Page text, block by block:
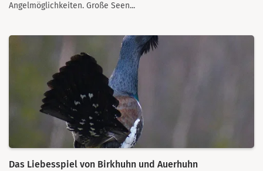
Angelmöglichkeiten. Große Seen...
Das Liebesspiel von Birkhuhn und Auerhuhn